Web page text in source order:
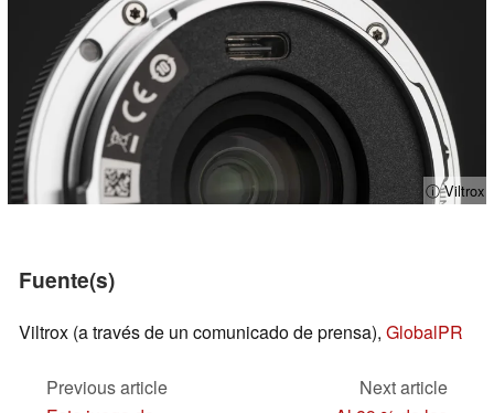
ⓘ Viltrox
Fuente(s)
Viltrox (a través de un comunicado de prensa), GlobalPR
Previous article
Next article